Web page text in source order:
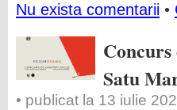
Nu exista comentarii •
Satu
• publicat la 13 iulie